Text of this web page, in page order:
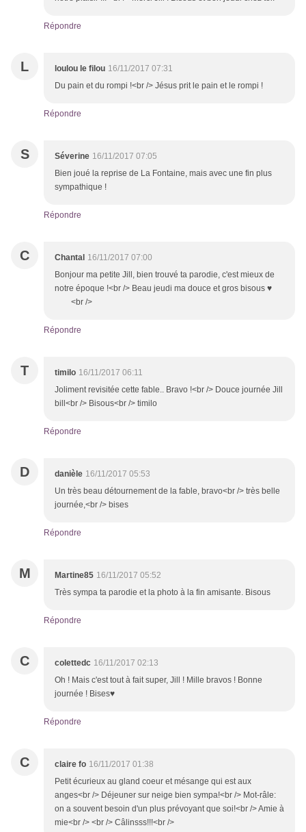
Répondre
L loulou le filou 16/11/2017 07:31
Du pain et du rompi !<br /> Jésus prit le pain et le rompi !
Répondre
S Séverine 16/11/2017 07:05
Bien joué la reprise de La Fontaine, mais avec une fin plus
sympathique !
Répondre
C Chantal 16/11/2017 07:00
Bonjour ma petite Jill, bien trouvé ta parodie, c'est mieux de
notre époque !<br /> Beau jeudi ma douce et gros bisous ♥
<br />
Répondre
T timilo 16/11/2017 06:11
Joliment revisitée cette fable.. Bravo !<br /> Douce journée Jill
bill<br /> Bisous<br /> timilo
Répondre
D danièle 16/11/2017 05:53
Un très beau détournement de la fable, bravo<br /> très belle
journée,<br /> bises
Répondre
M Martine85 16/11/2017 05:52
Très sympa ta parodie et la photo à la fin amisante. Bisous
Répondre
C colettedc 16/11/2017 02:13
Oh ! Mais c'est tout à fait super, Jill ! Mille bravos ! Bonne
journée ! Bises♥
Répondre
C claire fo 16/11/2017 01:38
Petit écurieux au gland coeur et mésange qui est aux
anges<br /> Déjeuner sur neige bien sympa!<br /> Mot-râle:
on a souvent besoin d'un plus prévoyant que soi!<br /> Amie à
mie<br /> <br /> Câlinsss!!!<br />